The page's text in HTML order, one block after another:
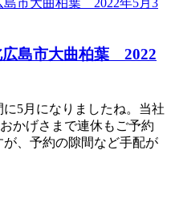
島市大曲柏葉 2022
5月になりましたね。当社
かげさまで連休もご予約
、予約の隙間など手配が